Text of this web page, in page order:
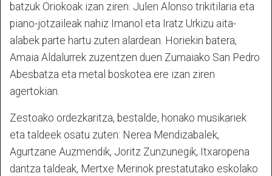
batzuk Oriokoak izan ziren: Julen Alonso trikitilaria eta
piano-jotzaileak nahiz Imanol eta Iratz Urkizu aita-
alabek parte hartu zuten alardean. Horiekin batera,
Amaia Aldalurrek zuzentzen duen Zumaiako San Pedro
Abesbatza eta metal boskotea ere izan ziren
agertokian.
Zestoako ordezkaritza, bestalde, honako musikariek
eta taldeek osatu zuten: Nerea Mendizabalek,
Agurtzane Auzmendik, Joritz Zunzunegik, Itxaropena
dantza taldeak, Mertxe Merinok prestatutako eskolako